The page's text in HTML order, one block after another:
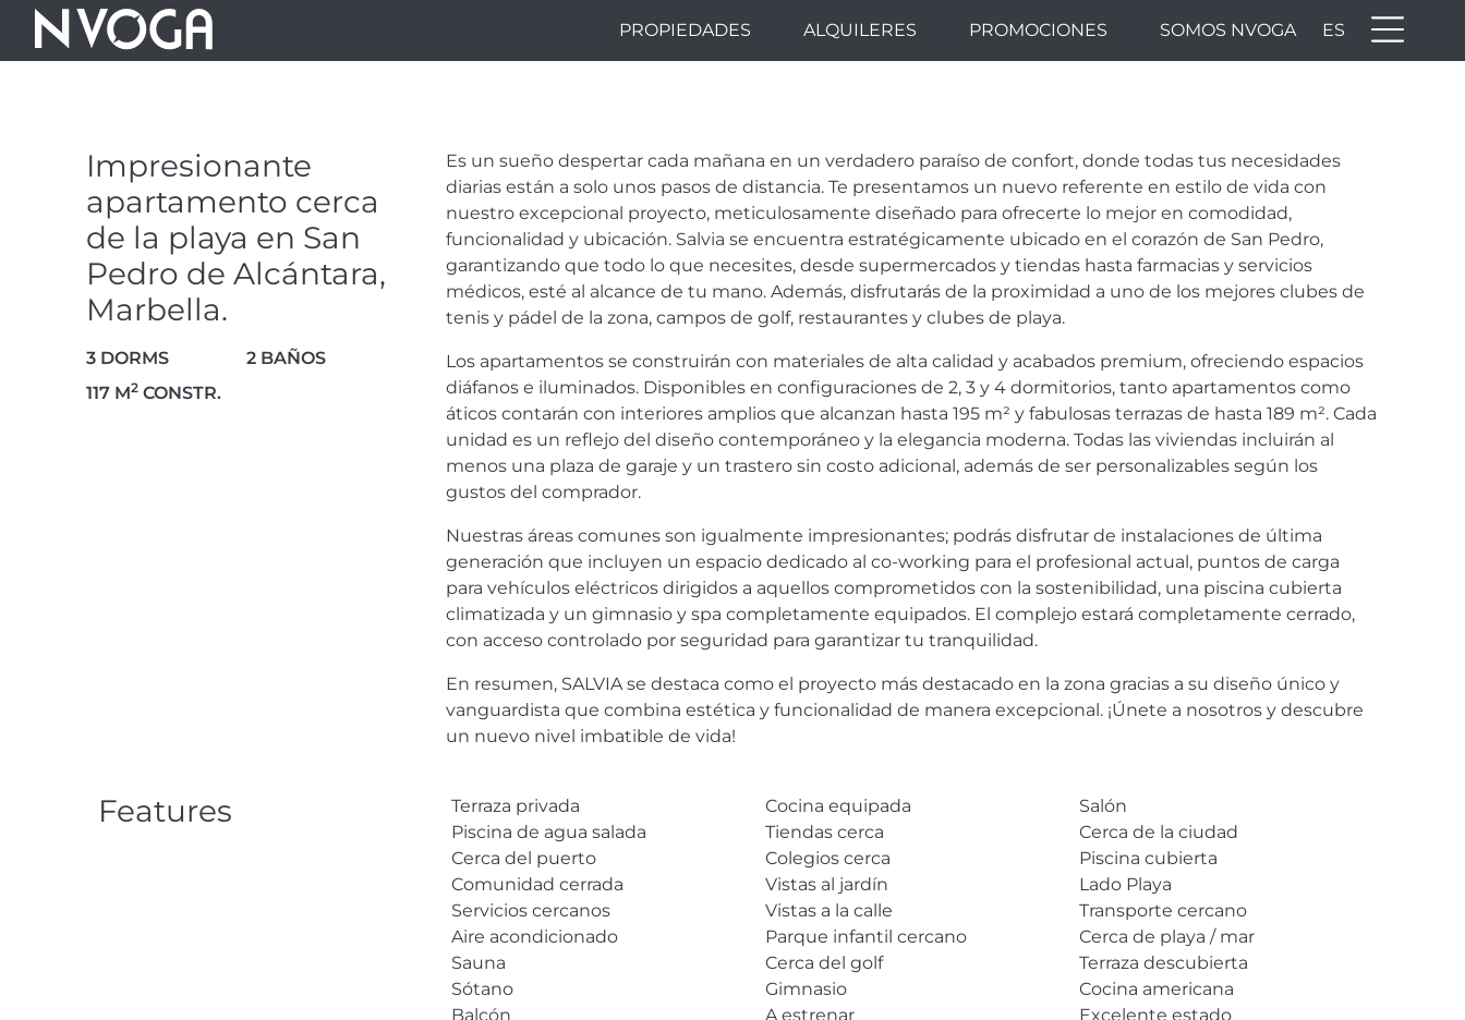
PROPIEDADES ALQUILERES PROMOCIONES SOMOS NVOGA ES
CERCA DE LA PLAYA EN SAN PEDRO
DE ALCÁNTARA, MARBELLA.
1.250.000 €
VIEW VIDEO
Impresionante
apartamento cerca
de la playa en San
Pedro de Alcántara,
Marbella.
3 DORMS
2 BAÑOS
117 M2 CONSTR.
Es un sueño despertar cada mañana en un verdadero paraíso de confort, donde todas tus necesidades
diarias están a solo unos pasos de distancia. Te presentamos un nuevo referente en estilo de vida con
nuestro excepcional proyecto, meticulosamente diseñado para ofrecerte lo mejor en comodidad,
funcionalidad y ubicación. Salvia se encuentra estratégicamente ubicado en el corazón de San Pedro,
garantizando que todo lo que necesites, desde supermercados y tiendas hasta farmacias y servicios
médicos, esté al alcance de tu mano. Además, disfrutarás de la proximidad a uno de los mejores clubes de
tenis y pádel de la zona, campos de golf, restaurantes y clubes de playa.
Los apartamentos se construirán con materiales de alta calidad y acabados premium, ofreciendo espacios
diáfanos e iluminados. Disponibles en configuraciones de 2, 3 y 4 dormitorios, tanto apartamentos como
áticos contarán con interiores amplios que alcanzan hasta 195 m² y fabulosas terrazas de hasta 189 m². Cada
unidad es un reflejo del diseño contemporáneo y la elegancia moderna. Todas las viviendas incluirán al
menos una plaza de garaje y un trastero sin costo adicional, además de ser personalizables según los
gustos del comprador.
Nuestras áreas comunes son igualmente impresionantes; podrás disfrutar de instalaciones de última
generación que incluyen un espacio dedicado al co-working para el profesional actual, puntos de carga
para vehículos eléctricos dirigidos a aquellos comprometidos con la sostenibilidad, una piscina cubierta
climatizada y un gimnasio y spa completamente equipados. El complejo estará completamente cerrado,
con acceso controlado por seguridad para garantizar tu tranquilidad.
En resumen, SALVIA se destaca como el proyecto más destacado en la zona gracias a su diseño único y
vanguardista que combina estética y funcionalidad de manera excepcional. ¡Únete a nosotros y descubre
un nuevo nivel imbatible de vida!
Features Terraza privada Cocina equipada
Salón
Piscina de agua salada
Tiendas cerca
Cerca de la ciudad
Cerca del puerto
Colegios cerca
Piscina cubierta
Comunidad cerrada
Vistas al jardín
Lado Playa
Servicios cercanos
Vistas a la calle
Transporte cercano
Aire acondicionado
Parque infantil cercano
Cerca de playa / mar
Sauna
Cerca del golf
Terraza descubierta
Sótano
Gimnasio
Cocina americana
Balcón
A estrenar
Excelente estado